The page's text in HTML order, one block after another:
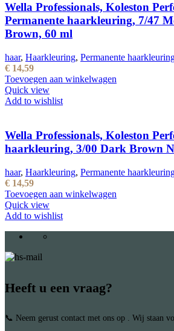
Wella Professionals, Koleston
Permanente haarkleuring, 7/47
Brown, 60 ml
haar, Haarkleuring, Permanente
€ 14,59
Toevoegen aan winkelwagen
Quick view
Add to wishlist
Wella Professionals, Koleston
haarkleuring, 3/00 Dark Brown
haar, Haarkleuring, Permanente
€ 14,59
Toevoegen aan winkelwagen
Quick view
Add to wishlist
Heeft u een vraag?
📞 Neem gerust contact met ons op . Wij staan